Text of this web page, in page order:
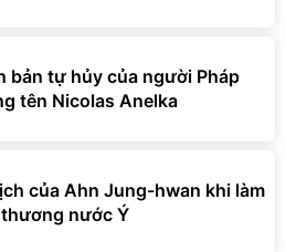
bản tự hủy của người Pháp
tên Nicolas Anelka
của Ahn Jung-hwan khi làm
nước Ý